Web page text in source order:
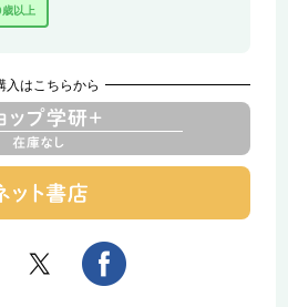
以上
入はこちらから